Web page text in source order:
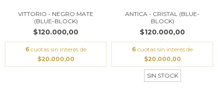
VITTORIO - NEGRO MATE
(BLUE-BLOCK)
$120.000,00
6 cuotas sin interés de
$20.000,00
ANTICA - CRISTAL (BLUE-
BLOCK)
$120.000,00
6 cuotas sin interés de
$20.000,00
SIN STOCK